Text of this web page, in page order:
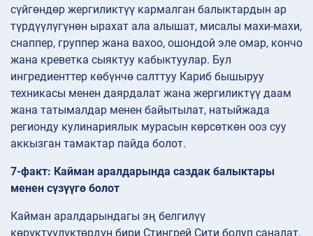
сүйгөндөр жергиликтүү кармалган балыктардын ар
түрдүүлүгүнөн ырахат ала алышат, мисалы махи-махи,
снаппер, группер жана вахоо, ошондой эле омар, кончо
жана креветка сыяктуу кабыктуулар. Бул
ингредиенттер көбүнчө салттуу Кариб бышыруу
техникасы менен даярдалат жана жергиликтүү даам
жана татымалдар менен байытылат, натыйжада
регионду кулинариялык мурасын көрсөткөн ооз суу
аккызган тамактар пайда болот.
7-факт: Кайман аралдарында саздак балыктары
менен сүзүүгө болот
Кайман аралдарындагы эң белгилүү
көрүктүүлүктөрдүн бири Стингрей Сити болуп саналат,